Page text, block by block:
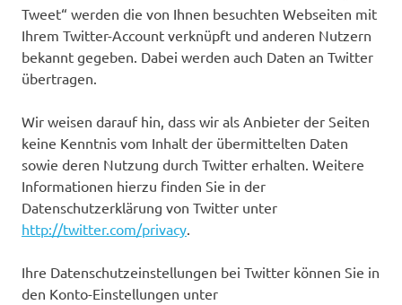
Tweet“ werden die von Ihnen besuchten Webseiten mit
Ihrem Twitter-Account verknüpft und anderen Nutzern
bekannt gegeben. Dabei werden auch Daten an Twitter
übertragen.
Wir weisen darauf hin, dass wir als Anbieter der Seiten
keine Kenntnis vom Inhalt der übermittelten Daten
sowie deren Nutzung durch Twitter erhalten. Weitere
Informationen hierzu finden Sie in der
Datenschutzerklärung von Twitter unter
http://twitter.com/privacy.
Ihre Datenschutzeinstellungen bei Twitter können Sie in
den Konto-Einstellungen unter